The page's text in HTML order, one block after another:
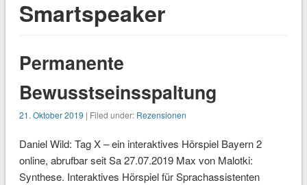
Smartspeaker
Permanente
Bewusstseinsspaltung
21. Oktober 2019 | Filed under: Rezensionen
Daniel Wild: Tag X – ein interaktives Hörspiel Bayern 2
online, abrufbar seit Sa 27.07.2019 Max von Malotki:
Synthese. Interaktives Hörspiel für Sprachassistenten